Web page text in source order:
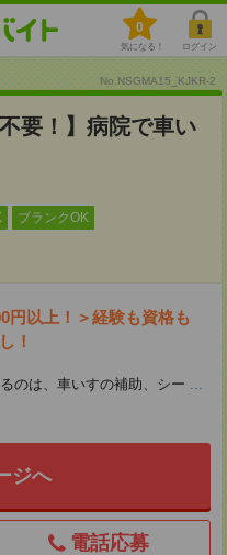
0
気になる！ ログイン
No.NSGMA15_KJKR-2
要！】病院で車い
ブランクOK
円以上！＞経験も資格も
！
のは、車いすの補助、シー ...
ジへ
電話応募